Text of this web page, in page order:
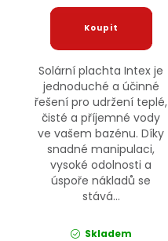
Solární plachta Intex je
jednoduché a účinné
řešení pro udržení teplé,
čisté a příjemné vody
ve vašem bazénu. Díky
snadné manipulaci,
vysoké odolnosti a
úspoře nákladů se
stává...
Skladem